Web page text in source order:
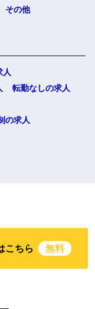
その他
人
転勤なしの求人
の求人
こちら 無料